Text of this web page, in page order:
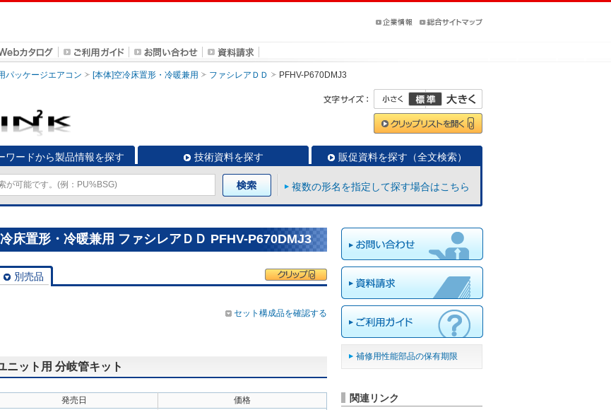
パッケージエアコン [本体]空冷床置形・冷暖兼用 ファシレアＤＤ PFHV-P670DMJ3
ワードから製品情報を探す 技術資料を探す 販促資料を探す（全文検索）
複数の形名を指定して探す場合はこちら
床置形・冷暖兼用 ファシレアＤＤ PFHV-P670DMJ3
別売品
セット構成品を確認する
ニット用 分岐管キット
発売日
価格
補修用性能部品の保有期限
関連リンク